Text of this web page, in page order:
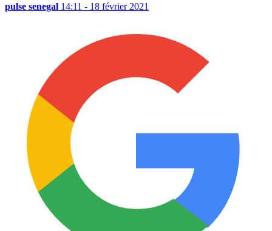
pulse senegal 14:11 - 18 février 2021